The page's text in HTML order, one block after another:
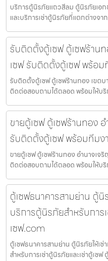
บริการตู้นิรภัยแถวสีลม ตู้นิรภัยเอก
และบริการเช่าตู้นิรภัยที่แตกต่างจา
รับติดตั้งตู้เซฟ ตู้เซฟร้าน
เซฟ รับติดตั้งตู้เซฟ พร้อ
รับติดตั้งตู้เซฟ ตู้เซฟร้านทอง เขต
ติดต่อสอบถามได้ตลอด พร้อมให้บริ
ขายตู้เซฟ ตู้เซฟร้านทอง
รับติดตั้งตู้เซฟ พร้อมทีมง
ขายตู้เซฟ ตู้เซฟร้านทอง อำนาจเ
ติดต่อสอบถามได้ตลอด พร้อมให้บริ
ตู้เซฟธนาคารสามย่าน ตู้นิ
บริการตู้นิรภัยสำหรับการ
เซฟ.com
ตู้เซฟธนาคารสามย่าน ตู้นิรภัยให้เช่
สำหรับการเช่าตู้นิรภัยและเช่าตู้เซ